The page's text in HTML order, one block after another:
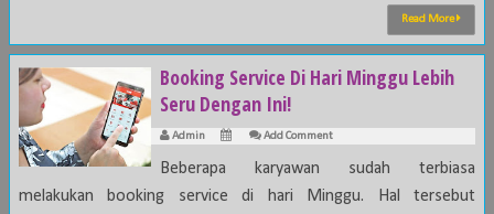
Read More
Booking Service Di Hari Minggu Lebih
Seru Dengan Ini!
Admin Add Comment
Beberapa karyawan sudah terbiasa
melakukan booking service di hari Minggu. Hal tersebut